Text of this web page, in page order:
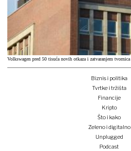
Volkswagen pred 50 tisuća novih otkaza i zatvaranjem tvornica
Biznis i politika
Tvrtke i tržišta
Financije
Kripto
Što i kako
Zeleno i digitalno
Unplugged
Podcast